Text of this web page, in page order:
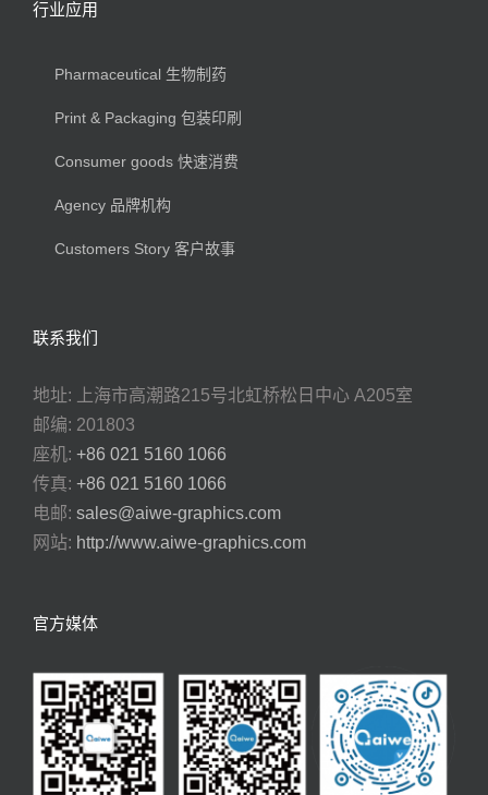
行业应用
Pharmaceutical 生物制药
Print & Packaging 包装印刷
Consumer goods 快速消费
Agency 品牌机构
Customers Story 客户故事
联系我们
地址: 上海市高潮路215号北虹桥松日中心 A205室
邮编: 201803
座机: +86 021 5160 1066
传真: +86 021 5160 1066
电邮: sales@aiwe-graphics.com
网站: http://www.aiwe-graphics.com
官方媒体